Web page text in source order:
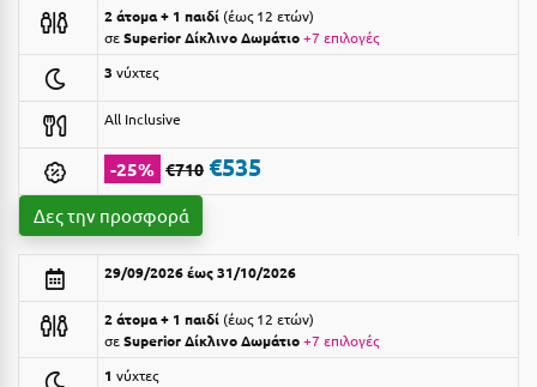
Βansko
Βόλος
Βραχάτι Κορινθίας
Βυτίνα
Studios
Suites
Δες όλα τα πακέτα διακοπών
2 άτομα + 1 παιδί έως 12 ετών
σεSuperior Δίκλινο Δωμάτιο+7 επιλογές
3 νύχτες
All Inclusive
-25% €710 €535
Δες την προσφορά
29/09/2026 έως 31/10/2026
2 άτομα + 1 παιδί έως 12 ετών
σεSuperior Δίκλινο Δωμάτιο+7 επιλογές
1 νύχτες